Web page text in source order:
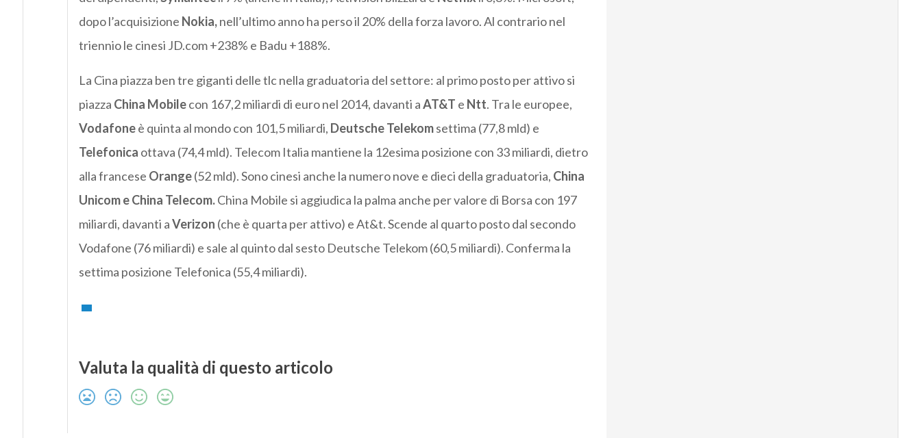
dopo l’acquisizione Nokia,nell’ultimo anno ha perso il 20% della forza lavoro. Al contrario nel
triennio le cinesi JD.com +238% e Badu +188%.
La Cina piazza ben tre giganti delle tlc nella graduatoria del settore: al primo posto per attivo si
piazza China Mobilecon 167,2 miliardi di euro nel 2014, davanti aAT&T e Ntt. Tra le europee,
Vodafoneè quinta al mondo con 101,5 miliardi, Deutsche Telekomsettima (77,8 mld) e
Telefonica ottava (74,4 mld). Telecom Italia mantiene la 12esima posizione con 33 miliardi, dietro
alla francese Orange(52 mld). Sono cinesi anche la numero nove e dieci della graduatoria, China
Unicom e China Telecom.China Mobile si aggiudica la palma anche per valore di Borsa con 197
miliardi, davanti aVerizon (che è quarta per attivo) e At&t. Scende al quarto posto dal secondo
Vodafone (76 miliardi) e sale al quinto dal sesto Deutsche Telekom (60,5 miliardi). Conferma la
settima posizione Telefonica (55,4 miliardi).
Valuta la qualità di questo articolo